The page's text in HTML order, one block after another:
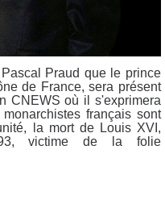
Praud que le prince
de France, sera présent
CNEWS où il s'exprimera
français sont
la mort de Louis XVI,
victime de la folie